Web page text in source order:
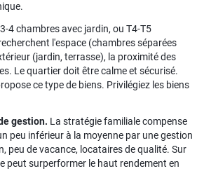
4 chambres avec jardin, ou T4-T5
l'espace (chambres séparées
(jardin, terrasse), la proximité des
Le quartier doit être calme et sécurisé.
ce type de biens. Privilégiez les biens
gestion. La stratégie familiale compense
peu inférieur à la moyenne par une gestion
peu de vacance, locataires de qualité. Sur
peut surperformer le haut rendement en